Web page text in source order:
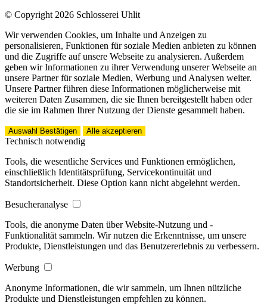
© Copyright 2026 Schlosserei Uhlit
Wir verwenden Cookies, um Inhalte und Anzeigen zu
personalisieren, Funktionen für soziale Medien anbieten zu können
und die Zugriffe auf unsere Webseite zu analysieren. Außerdem
geben wir Informationen zu ihrer Verwendung unserer Webseite an
unsere Partner für soziale Medien, Werbung und Analysen weiter.
Unsere Partner führen diese Informationen möglicherweise mit
weiteren Daten Zusammen, die sie Ihnen bereitgestellt haben oder
die sie im Rahmen Ihrer Nutzung der Dienste gesammelt haben.
Auswahl Bestätigen Alle akzeptieren
Technisch notwendig
Tools, die wesentliche Services und Funktionen ermöglichen,
einschließlich Identitätsprüfung, Servicekontinuität und
Standortsicherheit. Diese Option kann nicht abgelehnt werden.
Besucheranalyse
Tools, die anonyme Daten über Website-Nutzung und -
Funktionalität sammeln. Wir nutzen die Erkenntnisse, um unsere
Produkte, Dienstleistungen und das Benutzererlebnis zu verbessern.
Werbung
Anonyme Informationen, die wir sammeln, um Ihnen nützliche
Produkte und Dienstleistungen empfehlen zu können.